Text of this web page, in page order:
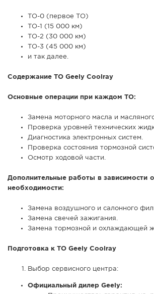
ТО-0 (первое ТО)
ТО-1 (15 000 км)
ТО-2 (30 000 км)
ТО-3 (45 000 км)
и так далее.
Содержание ТО Geely Coolray
Основные операции при каждом ТО:
Замена моторного масла и
Проверка уровней технических
Диагностика электронных систем.
Проверка состояния тормозной
Осмотр ходовой части.
Дополнительные работы в зависимости
необходимости:
Замена воздушного и салонного
Замена свечей зажигания.
Замена тормозной и охлаждающей
Подготовка к ТО Geely Coolray
Выбор сервисного центра:
Официальный дилер Geely: